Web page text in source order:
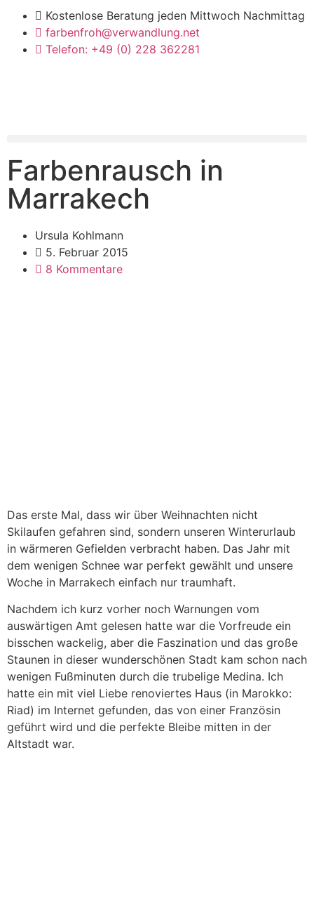
Kostenlose Beratung jeden Mittwoch Nachmittag
farbenfroh@verwandlung.net
Telefon: +49 (0) 228 362281
Farbenrausch in
Marrakech
Ursula Kohlmann
5. Februar 2015
8 Kommentare
Das erste Mal, dass wir über Weihnachten nicht
Skilaufen gefahren sind, sondern unseren Winterurlaub
in wärmeren Gefielden verbracht haben. Das Jahr mit
dem wenigen Schnee war perfekt gewählt und unsere
Woche in Marrakech einfach nur traumhaft.
Nachdem ich kurz vorher noch Warnungen vom
auswärtigen Amt gelesen hatte war die Vorfreude ein
bisschen wackelig, aber die Faszination und das große
Staunen in dieser wunderschönen Stadt kam schon nach
wenigen Fußminuten durch die trubelige Medina. Ich
hatte ein mit viel Liebe renoviertes Haus (in Marokko:
Riad) im Internet gefunden, das von einer Französin
geführt wird und die perfekte Bleibe mitten in der
Altstadt war.